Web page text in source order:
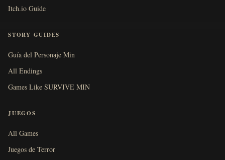
Itch.io Guide
STORY GUIDES
Guía del Personaje Min
All Endings
Games Like SURVIVE MIN
JUEGOS
All Games
Juegos de Terror